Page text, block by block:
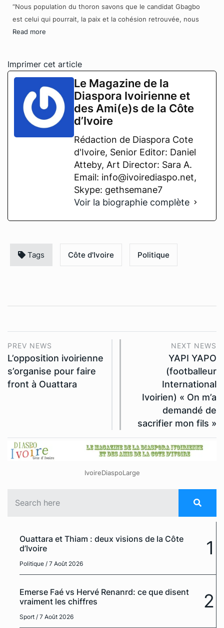
“Nous population du thoron savons que le candidat Gbagbo
est celui qui pourrait, la paix et la cohésion retrouvée, nous
Read more
Imprimer cet article
Le Magazine de la
Diaspora Ivoirienne et
des Ami(e)s de la Côte
d’Ivoire
Rédaction de Diaspora Cote
d'Ivoire, Senior Editor: Daniel
Atteby, Art Director: Sara A.
Email: info@ivoirediaspo.net,
Skype: gethsemane7
Voir la biographie complète
Tags Côte d'Ivoire Politique
PREV NEWS
L’opposition ivoirienne
s’organise pour faire
front à Ouattara
NEXT NEWS
YAPI YAPO
(footballeur
International
Ivoirien) « On m’a
demandé de
sacrifier mon fils »
IvoireDiaspoLarge
Ouattara et Thiam : deux visions de la Côte
d’Ivoire
Politique / 7 Août 2026
1
Emerse Faé vs Hervé Renanrd: ce que disent
vraiment les chiffres
Sport / 7 Août 2026
2